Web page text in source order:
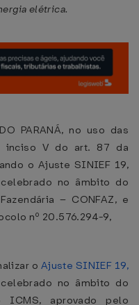
elétrica.
PARANÁ, no uso das
inciso V do art. 87 da
o Ajuste SINIEF 19,
no âmbito do
– CONFAZ, e
nº 20.576.294-9,
o Ajuste SINIEF 19,
no âmbito do
ICMS, aprovado pelo